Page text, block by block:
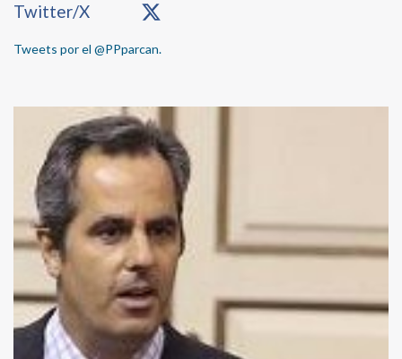
Primary
Twitter/X
Tweets por el @PPparcan.